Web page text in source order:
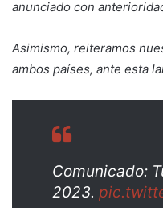
anunciado con
Asimismo, reiteramos
ambos países, ante esta
Comunicado:
2023.